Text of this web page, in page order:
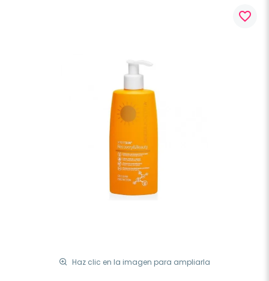
Haz clic en la imagen para ampliarla
favorite_border